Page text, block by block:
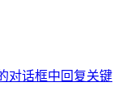
对话框中回复关键